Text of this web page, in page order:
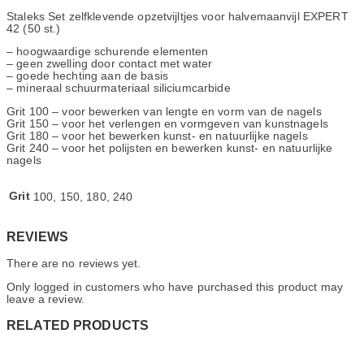
Staleks Set zelfklevende opzetvijltjes voor halvemaanvijl EXPERT
42 (50 st.)
– hoogwaardige schurende elementen
– geen zwelling door contact met water
– goede hechting aan de basis
– mineraal schuurmateriaal siliciumcarbide
Grit 100 – voor bewerken van lengte en vorm van de nagels
Grit 150 – voor het verlengen en vormgeven van kunstnagels
Grit 180 – voor het bewerken kunst- en natuurlijke nagels
Grit 240 – voor het polijsten en bewerken kunst- en natuurlijke
nagels
Grit 100, 150, 180, 240
REVIEWS
There are no reviews yet.
Only logged in customers who have purchased this product may
leave a review.
RELATED PRODUCTS